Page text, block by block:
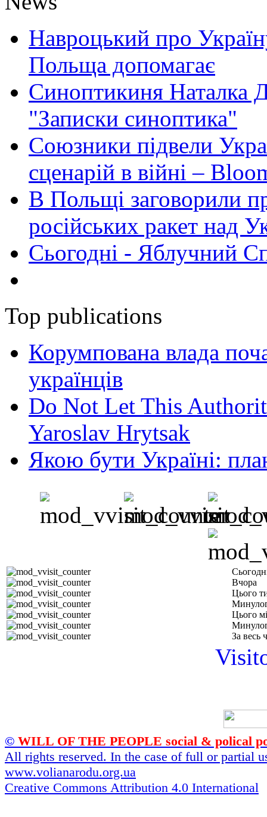
Навроцький про
Польща допомагає
Синоптикиня Наталка
"Записки синоптика"
Союзники підвели
сценарій в війні –
В Польщі заговорили
російських ракет над
Сьогодні - Яблучний
Top publications
Корумпована влада
українців
Do Not Let This
Yaroslav Hrytsak
Якою бути Україні:
Вчора
Цього
Цього
За весь
© WILL OF THE PEOPLE social & polical
All rights reserved. In the case of full or partial
www.volianarodu.org.ua
Creative Commons Attribution 4.0 International